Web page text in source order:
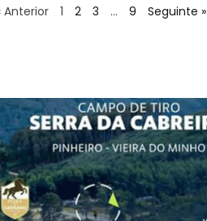
Anterior 1 2 3 … 9 Seguinte »